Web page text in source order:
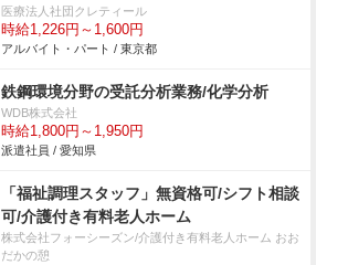
医療法人社団クレティール
時給1,226円～1,600円
アルバイト・パート / 東京都
鉄鋼環境分野の受託分析業務/化学分析
WDB株式会社
時給1,800円～1,950円
派遣社員 / 愛知県
「福祉調理スタッフ」無資格可/シフト相談
可/介護付き有料老人ホーム
株式会社フォーシーズン/介護付き有料老人ホーム おお
だかの憩